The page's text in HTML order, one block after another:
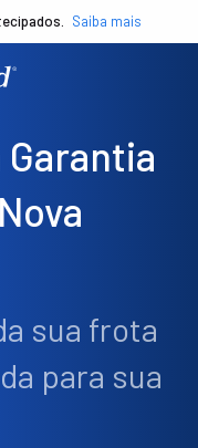
Saiba mais
sua frota
para sua